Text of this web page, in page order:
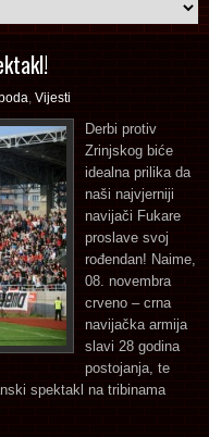
Vijesti
Derbi protiv
Zrinjskog biće
idealna prilika da
naši najvjerniji
navijači Fukare
proslave svoj
rođendan! Naime,
08. novembra
crveno – crna
navijačka armija
slavi 28 godina
postojanja, te
spektakl na tribinama